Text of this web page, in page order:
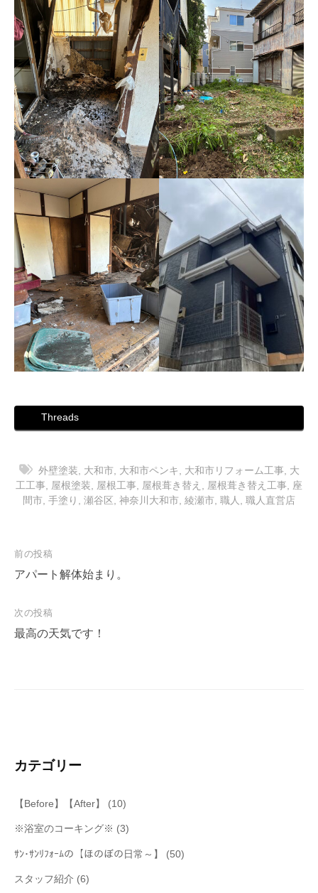
Threads
外壁塗装, 大和市, 大和市ペンキ, 大和市リフォーム工事, 大
工工事, 屋根塗装, 屋根工事, 屋根葺き替え , 屋根葺き替え工事, 座
間市, 手塗り , 瀬谷区, 神奈川大和市, 綾瀬市, 職人, 職人直営店
投
稿
ビ
ゲ
前の投稿
アパート解体始まり。
次の投稿
最高の天気です！
カテゴリー
【Before】【After】 (10)
※浴室のコーキング※ (3)
ｻﾝ･ｻﾝﾘﾌｫｰﾑの【ほのぼの日常～】 (50)
スタッフ紹介 (6)